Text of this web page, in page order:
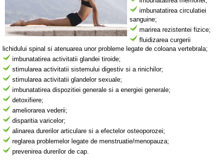
imbunatatirea circulatiei
sanguine;
marirea rezistentei fizice;
fluidizarea curgerii
lichidului spinal si atenuarea unor probleme legate de coloana vertebrala;
imbunatatirea activitatii glandei tiroide;
stimularea activitatii sistemului digestiv si a rinichilor;
stimularea activitatii glandelor sexuale;
imbunatatirea dispozitiei generale si a energiei generale;
detoxifiere;
ameliorarea vederii;
disparitia varicelor;
alinarea durerilor articulare si a efectelor osteoporozei;
reglarea problemelor legate de menstruatie/menopauza;
prevenirea durerilor de cap.